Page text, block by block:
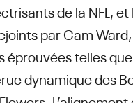
de la NFL,
par Cam
telles
dynamique des